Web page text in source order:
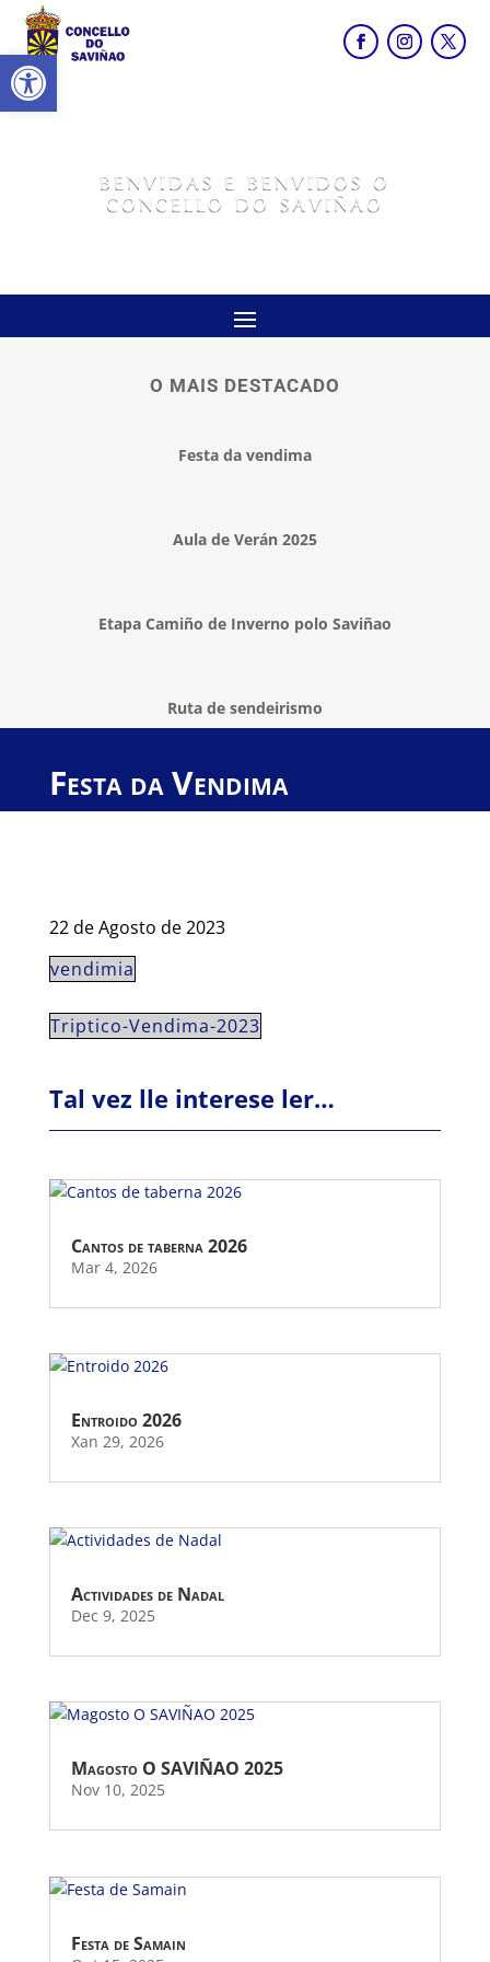
Abrir barra de ferramentas
BENVIDAS E BENVIDOS O
CONCELLO DO SAVIÑAO
O MAIS DESTACADO
Festa da vendima
Aula de Verán 2025
Etapa Camiño de Inverno polo Saviñao
Ruta de sendeirismo
Festa da Vendima
22 de Agosto de 2023
vendimia
Triptico-Vendima-2023
Tal vez lle interese ler…
Cantos de taberna 2026
Mar 4, 2026
Entroido 2026
Xan 29, 2026
Actividades de Nadal
Dec 9, 2025
Magosto O SAVIÑAO 2025
Nov 10, 2025
Festa de Samain